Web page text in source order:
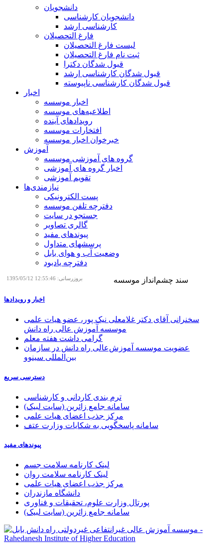
دانشجویان
دانشجویان کارشناسی
کارشناسی ارشد
فارغ التحصیلان
لیست فارغ التحصیلان
ثبت نام فارغ التحصیلان
قبول شدگان دکترا
قبول شدگان کارشناسی ارشد
قبول شدگان کارشناسی ناپیوسته
اخبار
اخبار موسسه
اطلاعیه‌های موسسه
رویدادهای آینده
افتخارات موسسه
خبرخوان اخبار موسسه
آموزش
گروه های آموزشی موسسه
اخبار گروه های آموزشی
تقویم آموزشی
نیازمندی‌ها
پست الکترونیکی
دفترچه تلفن موسسه
جستجو در سایت
گالری تصاویر
پیوندهای مفید
پرسشهای متداول
وضعیت آب و هوای بابل
دفترچه یادبود
بروزرسانی: 12:55:46 1395/05/12 سند چشم‌انداز موسسه
اخبار و رویدادها
سخنرانی آقای دکتر غلامعلی نیک پور، عضو هیات علمی
موسسه آموزش عالی راه دانش
گرامی داشت هفته معلم
عضویت موسسه آموزش‌عالی راه دانش در سازمان
بین‌المللی سینوو
دسترسی سریع
ترم بندی کاردانی و کارشناسی
سامانه جامع زائرین (سایت لبیک)
مرکز جذب اعضای هیات علمی
سامانه پاسخگویی به شکایات وزارت عتف
پیوندهای مفید
لینک کارنامه سلامت جسم
لینک کارنامه سلامت روان
مرکز جذب اعضای هیات علمی
دانشگاه مازندران
پورتال وزارت علوم، تحقیقات و فناوری
سامانه جامع زائرین (سایت لبیک)